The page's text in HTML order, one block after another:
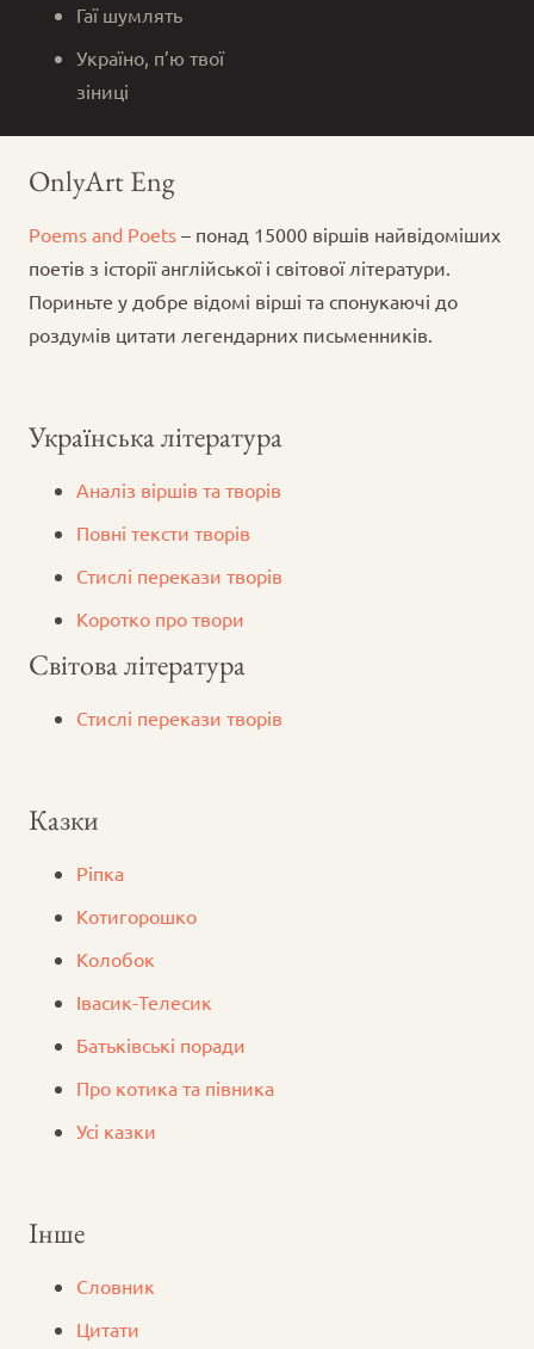
Гаї шумлять
Україно, п’ю твої
зіниці
OnlyArt Eng
Poems and Poets – понад 15000 віршів найвідоміших
поетів з історії англійської і світової літератури.
Пориньте у добре відомі вірші та спонукаючі до
роздумів цитати легендарних письменників.
Українська література
Аналіз віршів та творів
Повні тексти творів
Стислі перекази творів
Коротко про твори
Світова література
Стислі перекази творів
Казки
Ріпка
Котигорошко
Колобок
Iвасик-Телесик
Батьківські поради
Про котика та півника
Усі казки
Інше
Словник
Цитати